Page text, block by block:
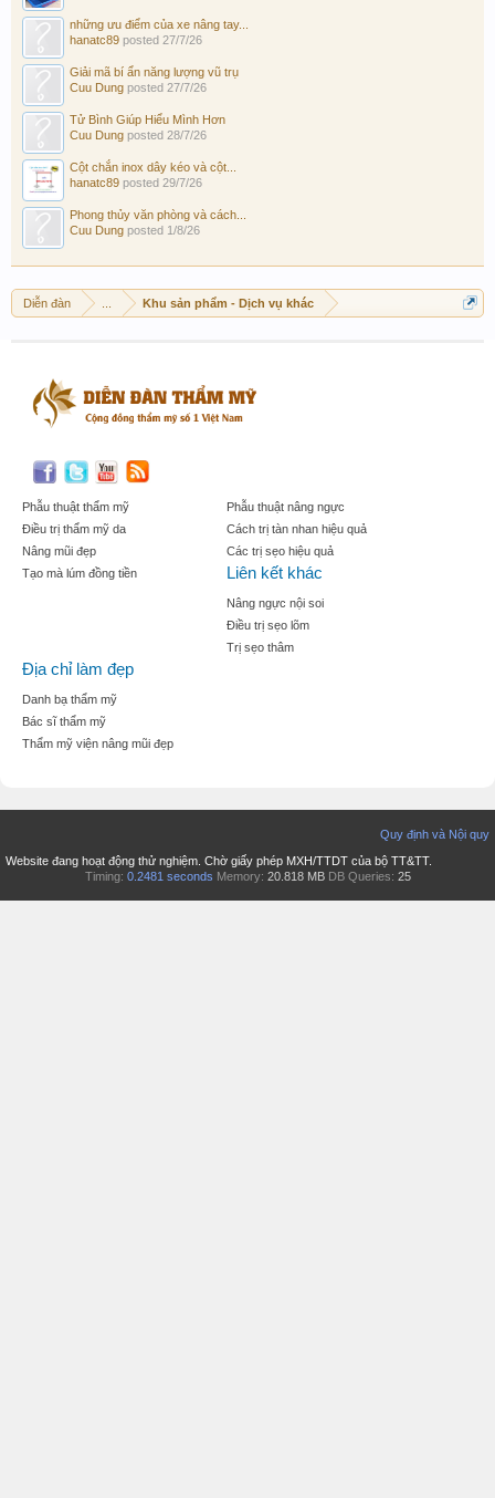
những ưu điểm của xe nâng tay...
hanatc89 posted 27/7/26
Giải mã bí ẩn năng lượng vũ trụ
Cuu Dung posted 27/7/26
Tử Bình Giúp Hiểu Mình Hơn
Cuu Dung posted 28/7/26
Cột chắn inox dây kéo và cột...
hanatc89 posted 29/7/26
Phong thủy văn phòng và cách...
Cuu Dung posted 1/8/26
Diễn đàn Khu sản phẩm - Dịch vụ khác
Phẫu thuật thẩm mỹ
Điều trị thẩm mỹ da
Nâng mũi đẹp
Tạo mà lúm đồng tiền
Phẫu thuật nâng ngực
Cách trị tàn nhan hiệu quả
Các trị sẹo hiệu quả
Liên kết khác
Nâng ngực nội soi
Điều trị sẹo lõm
Trị sẹo thâm
Địa chỉ làm đẹp
Danh bạ thẩm mỹ
Bác sĩ thẩm mỹ
Thẩm mỹ viện nâng mũi đẹp
Quy định và Nội quy
Website đang hoạt động thử nghiệm. Chờ giấy phép MXH/TTDT của bộ TT&TT.
Timing: 0.2481 seconds Memory: 20.818 MB DB Queries: 25